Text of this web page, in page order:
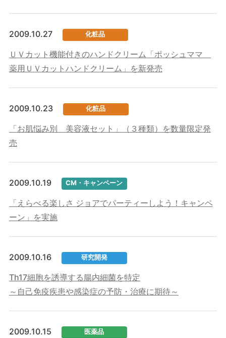
2009.10.27 化粧品
ＵＶカット機能付きのハンドクリーム「ポッシュママ
薬用ＵＶカットハンドクリーム」を新発売
2009.10.23 化粧品
「お肌悩み別 美容液セット」（３種類）を数量限定発
売
2009.10.19 CM・キャンペーン
「えらべる楽しさ ジョアでパーティーしよう！キャンペ
ーン」を実施
2009.10.16 研究開発
Th17細胞を誘導する腸内細菌を特定
～自己免疫疾患や感染症の予防・治療に期待～
2009.10.15 医薬品